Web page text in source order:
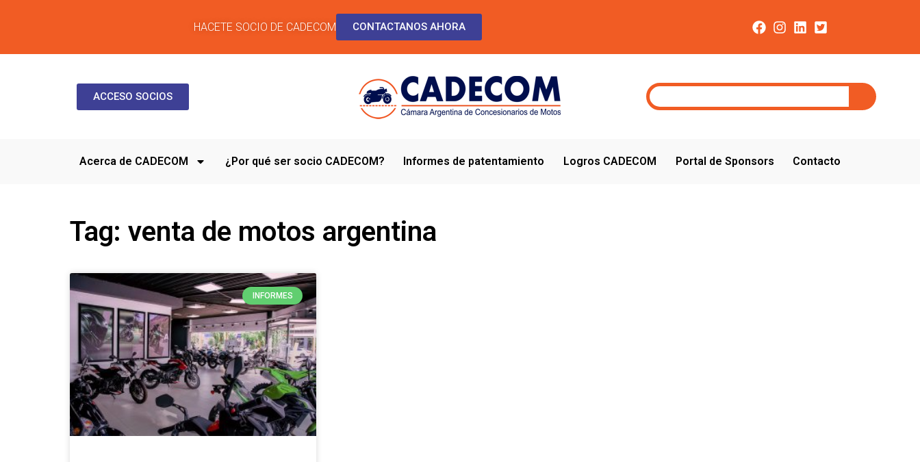
HACETE SOCIO DE CADECOM CONTACTANOS AHORA
ACCESO SOCIOS
Acerca de CADECOM ¿Por qué ser socio CADECOM? Informes de patentamiento Logros CADECOM Portal de Sponsors Contacto
Tag: venta de motos argentina
INFORMES